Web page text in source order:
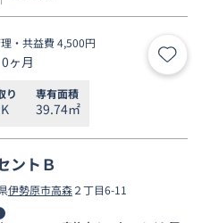
・共益費 4,500円
0ヶ月 お気
り 専有面積
39.74㎡
ントＢ
伊勢原市高森２丁目6-11